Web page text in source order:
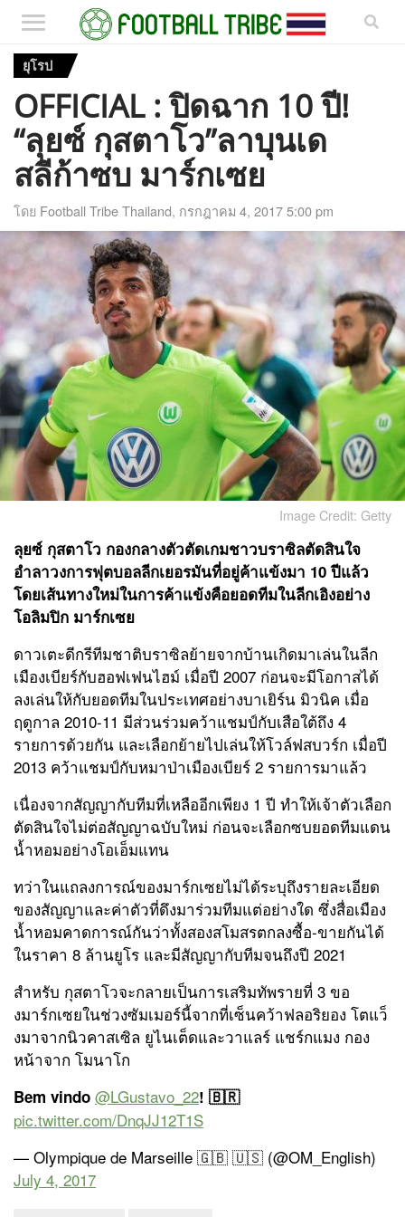
ยุโรป
OFFICIAL : ปิดฉาก 10 ปี!
“ลุยซ์ กุสตาโว”ลาบุนเด
สลีก้าซบ มาร์กเซย
โดย Football Tribe Thailand, กรกฎาคม 4, 2017 5:00 pm
Image Credit: Getty
ลุยซ์ กุสตาโว กองกลางตัวตัดเกมชาวบราซิลตัดสินใจ
อำลาวงการฟุตบอลลีกเยอรมันที่อยู่ค้าแข้งมา 10 ปีแล้ว
โดยเส้นทางใหม่ในการค้าแข้งคือยอดทีมในลีกเอิงอย่าง
โอลิมปิก มาร์กเซย
ดาวเตะดีกรีทีมชาติบราซิลย้ายจากบ้านเกิดมาเล่นในลีก
เมืองเบียร์กับฮอฟเฟนไฮม์ เมื่อปี 2007 ก่อนจะมีโอกาสได้
ลงเล่นให้กับยอดทีมในประเทศอย่างบาเยิร์น มิวนิค เมื่อ
ฤดูกาล 2010-11 มีส่วนร่วมคว้าแชมป์กับเสือใต้ถึง 4
รายการด้วยกัน และเลือกย้ายไปเล่นให้โวล์ฟสบวร์ก เมื่อปี
2013 คว้าแชมป์กับหมาป่าเมืองเบียร์ 2 รายการมาแล้ว
เนื่องจากสัญญากับทีมที่เหลืออีกเพียง 1 ปี ทำให้เจ้าตัวเลือก
ตัดสินใจไม่ต่อสัญญาฉบับใหม่ ก่อนจะเลือกซบยอดทีมแดน
น้ำหอมอย่างโอเอ็มแทน
ทว่าในแถลงการณ์ของมาร์กเซยไม่ได้ระบุถึงรายละเอียด
ของสัญญาและค่าตัวที่ดึงมาร่วมทีมแต่อย่างใด ซึ่งสื่อเมือง
น้ำหอมคาดการณ์กันว่าทั้งสองสโมสรตกลงซื้อ-ขายกันได้
ในราคา 8 ล้านยูโร และมีสัญญากับทีมจนถึงปี 2021
สำหรับ กุสตาโวจะกลายเป็นการเสริมทัพรายที่ 3 ขอ
งมาร์กเซยในช่วงซัมเมอร์นี้จากที่เซ็นคว้าฟลอริยอง โตแว็
งมาจากนิวคาสเซิล ยูไนเต็ดและวาแลร์ แชร์กแมง กอง
หน้าจาก โมนาโก
Bem vindo @LGustavo_22! 🇧🇷
pic.twitter.com/DnqJJ12T1S
— Olympique de Marseille 🇬🇧 🇺🇸 (@OM_English)
July 4, 2017